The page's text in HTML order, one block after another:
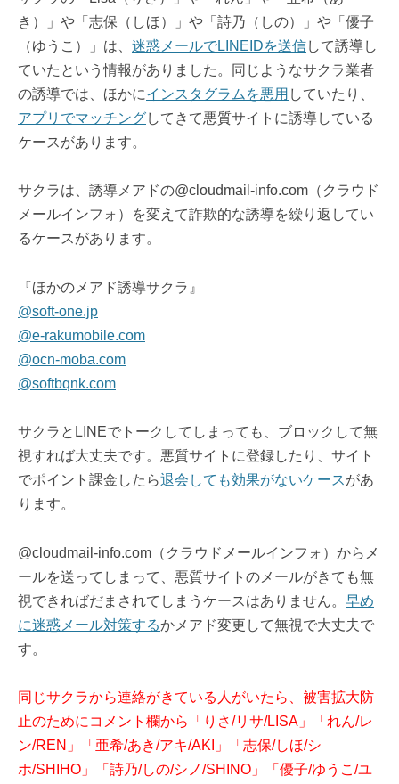
き）」や「志保（しほ）」や「詩乃（しの）」や「優子
（ゆうこ）」は、 迷惑メールでLINEIDを送信して誘導し
ていたという情報がありました。同じようなサクラ業者
の誘導では、ほかにインスタグラムを悪用 していたり、
アプリでマッチングしてきて悪質サイトに誘導している
ケースがあります。
サクラは、誘導メアドの@cloudmail-info.com（クラウド
メールインフォ）を変えて詐欺的な誘導を繰り返してい
るケースがあります。
『ほかのメアド誘導サクラ』
@soft-one.jp
@e-rakumobile.com
@ocn-moba.com
@softbqnk.com
サクラとLINEでトークしてしまっても、ブロックして無
視すれば大丈夫です。悪質サイトに登録したり、サイト
でポイント課金したら退会しても効果がないケースがあ
ります。
@cloudmail-info.com（クラウドメールインフォ）からメ
ールを送ってしまって、悪質サイトのメールがきても無
視できればだまされてしまうケースはありません。 早め
に迷惑メール対策するかメアド変更して無視で大丈夫で
す。
同じサクラから連絡がきている人がいたら、被害拡大防
止のためにコメント欄から「りさ/リサ/LISA」「れん/レ
ン/REN」「亜希/あき/アキ/AKI」「志保/しほ/シ
ホ/SHIHO」「詩乃/しの/シノ/SHINO」「優子/ゆうこ/ユ